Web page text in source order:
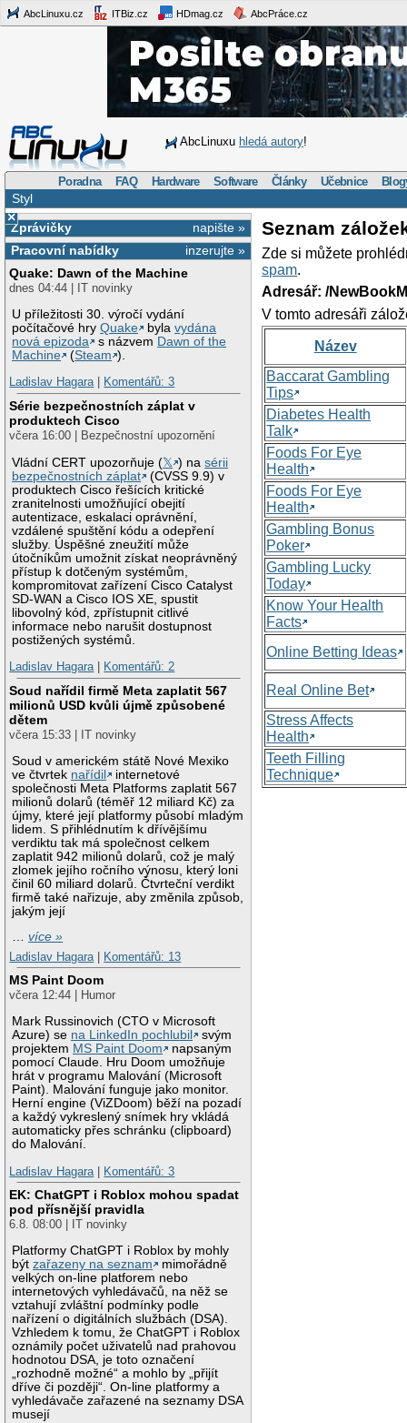
AbcLinuxu.cz ITBiz.cz HDmag.cz AbcPráce.cz
AbcLinuxu hledá autory!
Poradna FAQ Hardware Software Články Učebnice
Styl
×
napište »
Zprávičky
inzerujte »
Pracovní nabídky
Quake: Dawn of the Machine
dnes 04:44 | IT novinky
U příležitosti 30. výročí vydání
počítačové hryQuake bylavydána
nová epizoda
s názvem Dawn of the
Machine
(Steam ).
Ladislav Hagara| Komentářů: 3
Série bezpečnostních záplat v
produktech Cisco
včera 16:00 | Bezpečnostní upozornění
Vládní CERT upozorňuje (𝕏 ) nasérii
bezpečnostních záplat
(CVSS 9.9) v
produktech Cisco řešících kritické
zranitelnosti umožňující obejití
autentizace, eskalaci oprávnění,
vzdálené spuštění kódu a odepření
služby. Úspěšné zneužití může
útočníkům umožnit získat neoprávněný
přístup k dotčeným systémům,
kompromitovat zařízení Cisco Catalyst
SD-WAN a Cisco IOS XE, spustit
libovolný kód, zpřístupnit citlivé
informace nebo narušit dostupnost
postižených systémů.
Ladislav Hagara| Komentářů: 2
Soud nařídil firmě Meta zaplatit 567
milionů USD kvůli újmě způsobené
dětem
včera 15:33 | IT novinky
Soud v americkém státě Nové Mexiko
ve čtvrtek nařídil
internetové
společnosti Meta Platforms zaplatit 567
milionů dolarů (téměř 12 miliard Kč) za
újmy, které její platformy působí mladým
lidem. S přihlédnutím k dřívějšímu
verdiktu tak má společnost celkem
zaplatit 942 milionů dolarů, což je malý
zlomek jejího ročního výnosu, který loni
činil 60 miliard dolarů. Čtvrteční verdikt
firmě také nařizuje, aby změnila způsob,
jakým její
…více »
Ladislav Hagara
Komentářů: 13
MS Paint Doom
včera 12:44 | Humor
Mark Russinovich (CTO v Microsoft
Azure) se na LinkedIn pochlubil
svým
projektem MS Paint Doom
napsaným
pomocí Claude. Hru Doom umožňuje
hrát v programu Malování (Microsoft
Paint). Malování funguje jako monitor.
Herní engine (ViZDoom) běží na pozadí
a každý vykreslený snímek hry vkládá
automaticky přes schránku (clipboard)
do Malování.
Ladislav Hagara
Komentářů: 3
EK: ChatGPT i Roblox mohou spadat
pod přísnější pravidla
6.8. 08:00 | IT novinky
Platformy ChatGPT i Roblox by mohly
býtzařazeny na seznam
mimořádně
velkých on-line platforem nebo
internetových vyhledávačů, na něž se
vztahují zvláštní podmínky podle
nařízení o digitálních službách (DSA).
Vzhledem k tomu, že ChatGPT i Roblox
oznámily počet uživatelů nad prahovou
hodnotou DSA, je toto označení
„rozhodně možné“ a mohlo by „přijít
dříve či později“. On-line platformy a
vyhledávače zařazené na seznamy DSA
musejí
Seznam
Zde si můžete
spam.
Adresář: /
V tomto adresáři
Název
Baccarat Gambling
Tips
Diabetes Health
Talk
Foods For Eye
Health
Foods For Eye
Health
Gambling Bonus
Poker
Gambling Lucky
Today
Know Your Health
Facts
Online Betting Ideas
Real Online Bet
Stress Affects
Health
Teeth Filling
Technique